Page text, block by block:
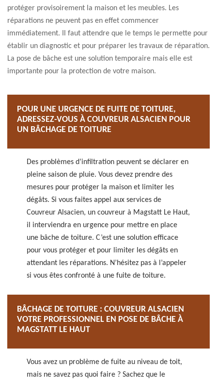
protéger provisoirement la maison et les meubles. Les
réparations ne peuvent pas en effet commencer
immédiatement. Il faut attendre que le temps le permette pour
établir un diagnostic et pour préparer les travaux de réparation.
La pose de bâche est une solution temporaire mais elle est
importante pour la protection de votre maison.
POUR UNE URGENCE DE FUITE DE TOITURE,
ADRESSEZ-VOUS À COUVREUR ALSACIEN POUR
UN BÂCHAGE DE TOITURE
Des problèmes d’infiltration peuvent se déclarer en
pleine saison de pluie. Vous devez prendre des
mesures pour protéger la maison et limiter les
dégâts. Si vous faites appel aux services de
Couvreur Alsacien, un couvreur à Magstatt Le Haut,
il interviendra en urgence pour mettre en place
une bâche de toiture. C’est une solution efficace
pour vous protéger et pour limiter les dégâts en
attendant les réparations. N’hésitez pas à l’appeler
si vous êtes confronté à une fuite de toiture.
BÂCHAGE DE TOITURE : COUVREUR ALSACIEN
VOTRE PROFESSIONNEL EN POSE DE BÂCHE À
MAGSTATT LE HAUT
Vous avez un problème de fuite au niveau de toit,
mais ne savez pas quoi faire ? Sachez que le